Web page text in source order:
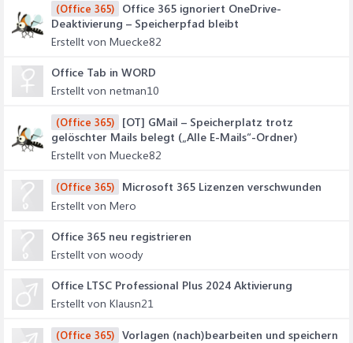
(Office 365)
Office 365 ignoriert OneDrive-
Deaktivierung – Speicherpfad bleibt
Erstellt von Muecke82
Office Tab in WORD
Erstellt von netman10
(Office 365)
[OT] GMail – Speicherplatz trotz
gelöschter Mails belegt („Alle E-Mails“-Ordner)
Erstellt von Muecke82
(Office 365)
Microsoft 365 Lizenzen verschwunden
Erstellt von Mero
Office 365 neu registrieren
Erstellt von woody
Office LTSC Professional Plus 2024 Aktivierung
Erstellt von Klausn21
(Office 365) Vorlagen (nach)bearbeiten und speichern